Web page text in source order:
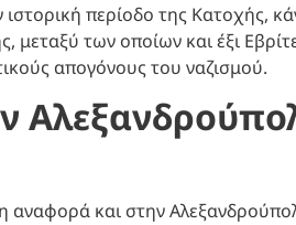
περίοδο της Κατοχής,
μεταξύ των οποίων και έξι
απογόνους του ναζισμού.
αναφορά και στην